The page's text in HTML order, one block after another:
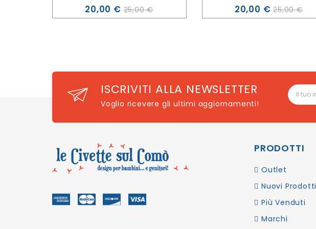
Prezzo
20,00 € 25,00 € Prezzo
20,00 € 25,00 €
ISCRIVITI ALLA NEWSLETTER
Voglio ricevere gli ultimi aggiornamenti!
PRODOTTI
Outlet
Nuovi Prodotti
Più Venduti
Marchi